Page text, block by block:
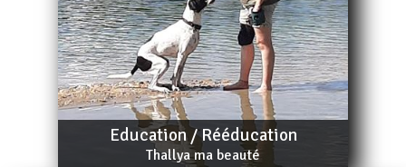
Education / Rééducation
Thallya ma beauté